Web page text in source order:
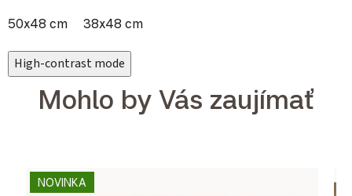
50x48 cm 38x48 cm
High-contrast mode
Mohlo by Vás zaujímať
NOVINKA